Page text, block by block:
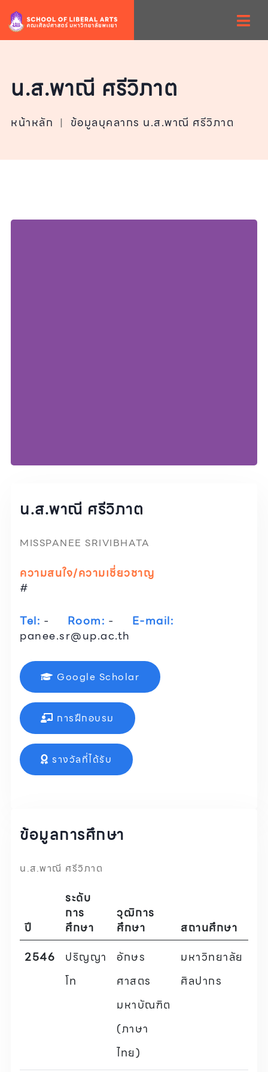
น.ส.พาณี ศรีวิภาต
หน้าหลัก | ข้อมูลบุคลากร น.ส.พาณี ศรีวิภาต
น.ส.พาณี ศรีวิภาต
MISSPANEE SRIVIBHATA
ความสนใจ/ความเชี่ยวชาญ
#
Tel: - Room: - E-mail:
panee.sr@up.ac.th
Google Scholar
การฝึกอบรม
รางวัลที่ได้รับ
ข้อมูลการศึกษา
น.ส.พาณี ศรีวิภาต
ปี
ระดับ
การ
ศึกษา
วุฒิการ
ศึกษา
สถานศึกษา
2546
ปริญญา
โท
อักษร
ศาสตร
มหาบัณฑิต
(ภาษา
ไทย)
มหาวิทยาลัย
ศิลปากร